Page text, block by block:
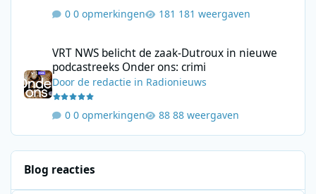
0 opmerkingen 181 weergaven
VRT NWS belicht de zaak-Dutroux in nieuwe
podcastreeks Onder ons: crimi
Doorde redactie in Radionieuws
0 opmerkingen 88 weergaven
Blog reacties